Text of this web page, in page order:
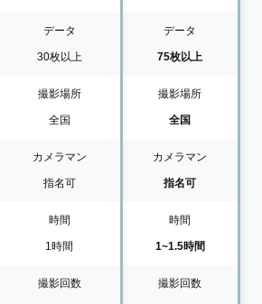
データ
30枚以上
撮影場所
全国
カメラマン
指名可
時間
1時間
撮影回数
データ
75枚以上
撮影場所
全国
カメラマン
指名可
時間
1~1.5時間
撮影回数